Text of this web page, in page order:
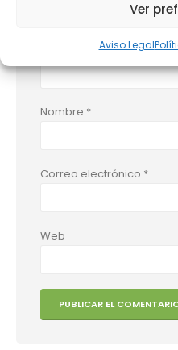
Ver
Aviso Legal
Nombre *
Correo electrónico *
Web